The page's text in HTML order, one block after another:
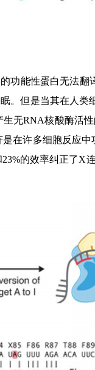
功能性蛋白无法翻
。但是当其在人类
无RNA核酸酶活
在许多细胞反应
的效率纠正了X